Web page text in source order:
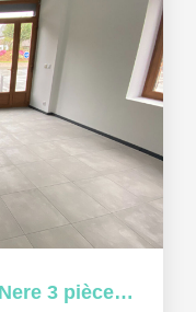
Appartement Aubigny Sur Nere 3 pièce(s) 47.26 m2